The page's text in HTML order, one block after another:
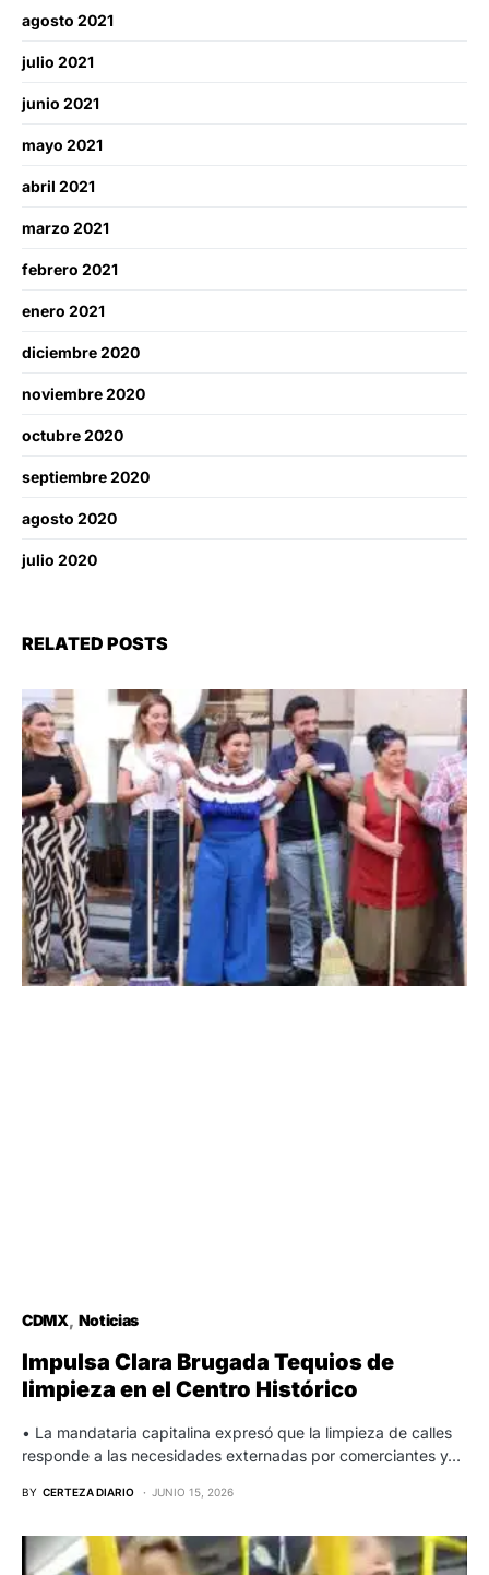
agosto 2021
julio 2021
junio 2021
mayo 2021
abril 2021
marzo 2021
febrero 2021
enero 2021
diciembre 2020
noviembre 2020
octubre 2020
septiembre 2020
agosto 2020
julio 2020
RELATED POSTS
CDMX Noticias
Impulsa Clara Brugada Tequios de
limpieza en el Centro Histórico
• La mandataria capitalina expresó que la limpieza de calles
responde a las necesidades externadas por comerciantes y…
BY CERTEZA DIARIO JUNIO 15, 2026